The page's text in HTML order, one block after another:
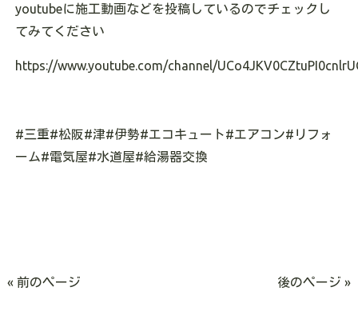
youtubeに施工動画などを投稿しているのでチェックし
てみてください
https://www.youtube.com/channel/
#三重#松阪#津#伊勢#エコキュート#エアコン#リフォ
ーム#電気屋#水道屋#給湯器交換
« 前のページ 後のページ »